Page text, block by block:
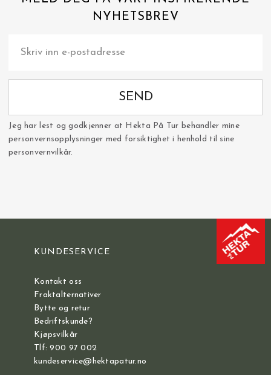
NYHETSBREV
SEND
Jeg har lest og godkjenner at Hekta På Tur behandler mine
personvernsopplysninger med forsiktighet i henhold til sine
personvernvilkår.
KUNDESERVICE
Kontakt oss
Fraktalternativer
Bytte og retur
Bedriftskunde?
Kjøpsvilkår
Tlf: 900 97 002
kundeservice@hektapatur.no